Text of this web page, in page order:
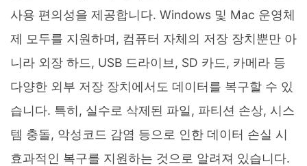
사용 편의성을 제공합니다. Windows 및 Mac 운영체
제 모두를 지원하며, 컴퓨터 자체의 저장 장치뿐만 아
니라 외장 하드, USB 드라이브, SD 카드, 카메라 등
다양한 외부 저장 장치에서도 데이터를 복구할 수 있
습니다. 특히, 실수로 삭제된 파일, 파티션 손상, 시스
템 충돌, 악성코드 감염 등으로 인한 데이터 손실 시
효과적인 복구를 지원하는 것으로 알려져 있습니다.